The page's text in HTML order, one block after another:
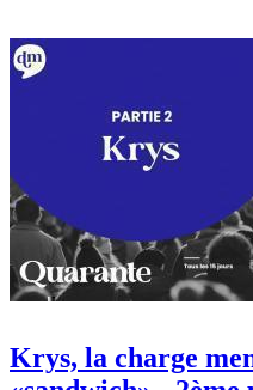
Krys, la charge